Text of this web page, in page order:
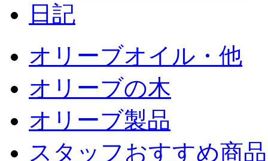
日記
オリーブオイル・他
オリーブの木
オリーブ製品
スタッフおすすめ商品